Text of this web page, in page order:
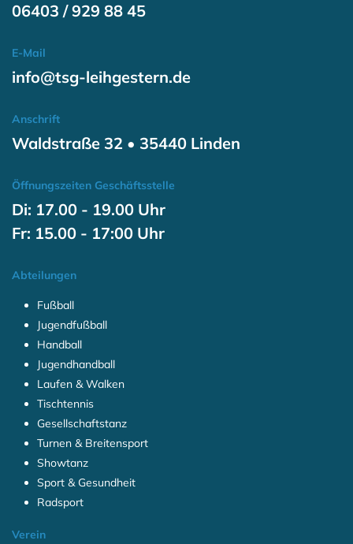
06403 / 929 88 45
E-Mail
info@tsg-leihgestern.de
Anschrift
Waldstraße 32 • 35440 Linden
Öffnungszeiten Geschäftsstelle
Di: 17.00 - 19.00 Uhr
Fr: 15.00 - 17:00 Uhr
Abteilungen
Fußball
Jugendfußball
Handball
Jugendhandball
Laufen & Walken
Tischtennis
Gesellschaftstanz
Turnen & Breitensport
Showtanz
Sport & Gesundheit
Radsport
Verein